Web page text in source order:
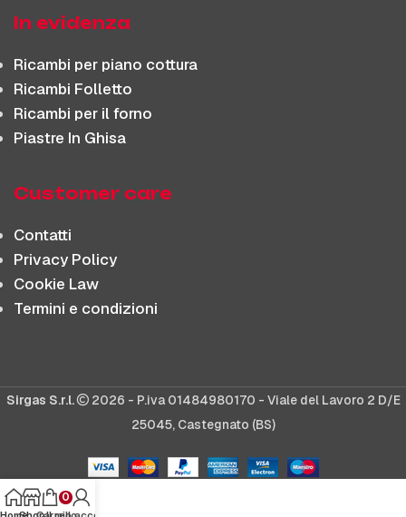
In evidenza
Ricambi per piano cottura
Ricambi Folletto
Ricambi per il forno
Piastre In Ghisa
Customer care
Contatti
Privacy Policy
Cookie Law
Termini e condizioni
Sirgas S.r.l.
2026 - P.iva 01484980170 - Viale del Lavoro 2 D/E
25045, Castegnato (BS)
0